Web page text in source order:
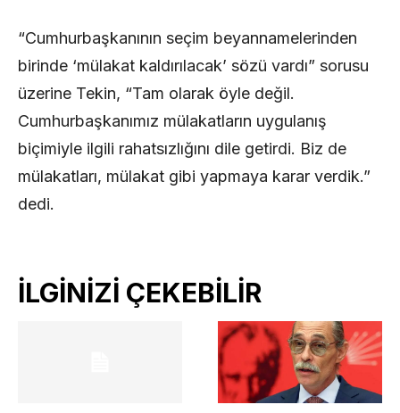
“Cumhurbaşkanının seçim beyannamelerinden
birinde ‘mülakat kaldırılacak’ sözü vardı” sorusu
üzerine Tekin, “Tam olarak öyle değil.
Cumhurbaşkanımız mülakatların uygulanış
biçimiyle ilgili rahatsızlığını dile getirdi. Biz de
mülakatları, mülakat gibi yapmaya karar verdik.”
dedi.
İLGİNİZİ ÇEKEBİLİR